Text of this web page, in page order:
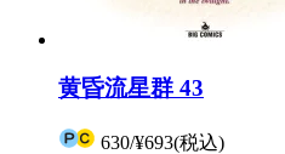
黄昏流星群 43
630/¥693(税込)